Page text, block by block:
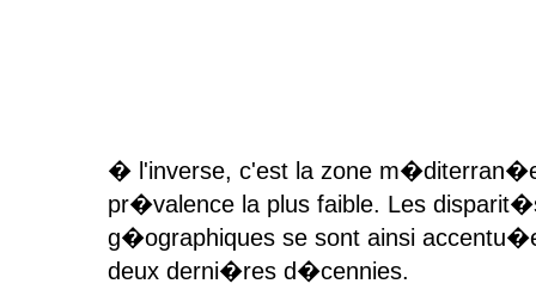
� l'inverse, c'est la zone
pr�valence la plus faible. Les
g�ographiques se sont ainsi
deux derni�res d�cennies.